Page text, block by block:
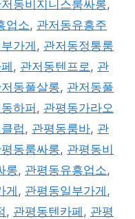
동비지니스룸싸롱,
업소, 관저동유흥주
가게 , 관저동정통룸
, 관저동텐프로 , 관
동풀살롱, 관저동풀
하퍼 , 관평동가라오
럽, 관평동룸바, 관
동룸싸롱, 관평동비
롱, 관평동유흥업소,
게, 관평동일부가게 ,
, 관평동텐카페 , 관평